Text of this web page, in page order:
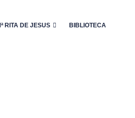
RITA DE JESUS BIBLIOTECA